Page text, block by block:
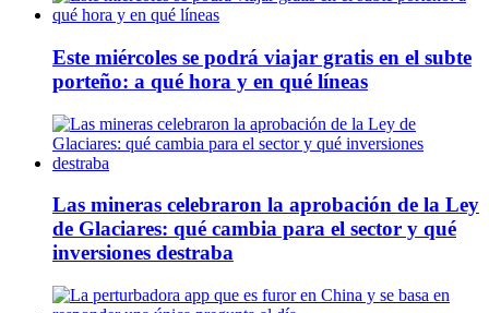
Este miércoles se podrá viajar gratis en el subte
porteño: a qué hora y en qué líneas
Las mineras celebraron la aprobación de la Ley
de Glaciares: qué cambia para el sector y qué
inversiones destraba